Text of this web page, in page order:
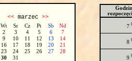
<<marzec >>
Wt Sr Cz Pt Sb
Nd
2 3 4 5 6
7
9 10 11 12 13
14
16 17 18 19 20
21
23 24 25 26 27
28
30 31
7
8
9